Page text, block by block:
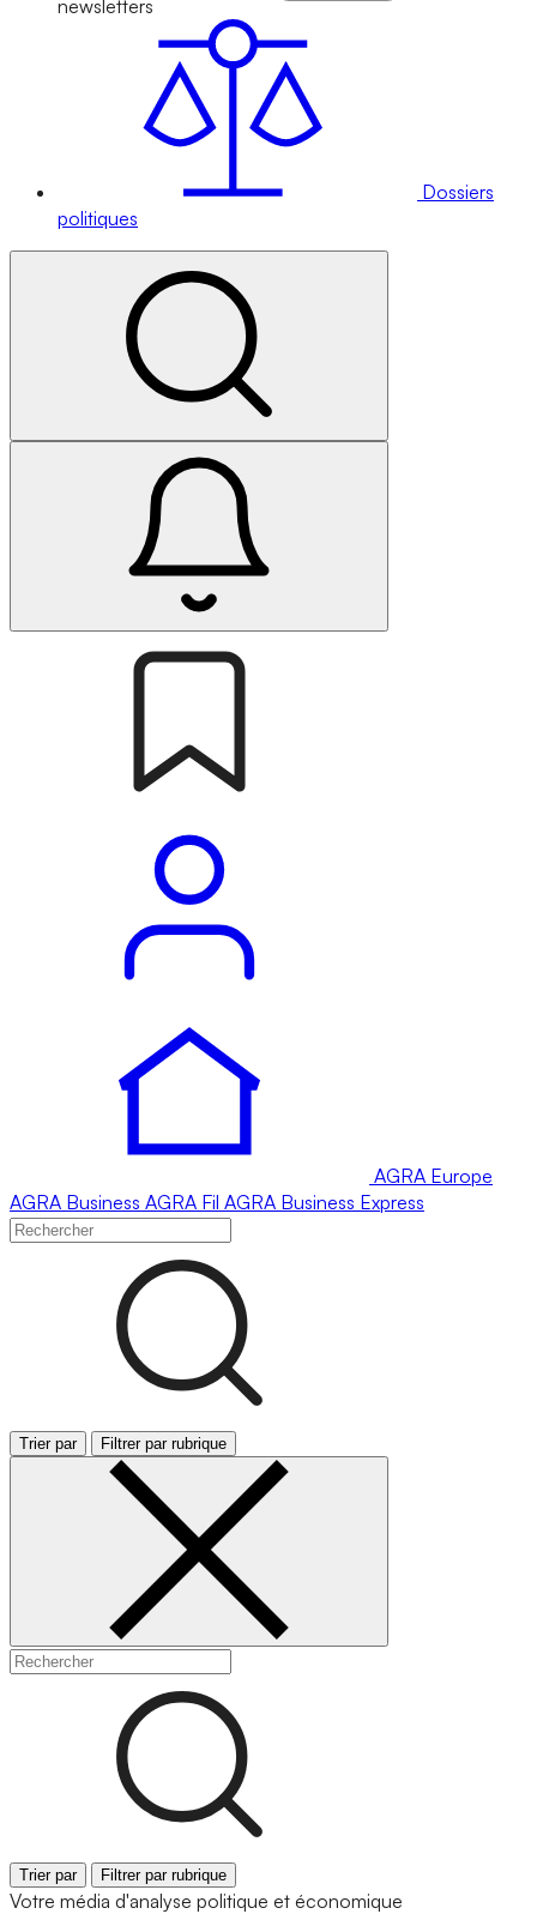
newsletters
Dossiers
politiques
AGRA Europe
AGRA Business AGRA Fil AGRA Business Express
Trier par Filtrer par rubrique
Trier par Filtrer par rubrique
Votre média d'analyse politique et économique